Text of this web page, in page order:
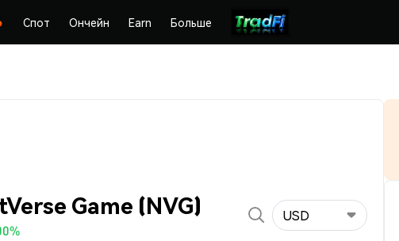
Спот Ончейн Earn Больше
Game (NVG) USD